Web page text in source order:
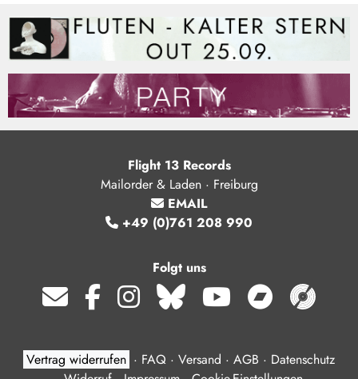
Flight 13 Records
Mailorder & Laden · Freiburg
EMAIL
+49 (0)761 208 990
Folgt uns
Vertrag widerrufen · FAQ · Versand · AGB · Datenschutz